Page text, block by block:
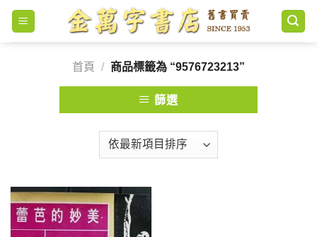
Skip
content
首頁
/ 商品標籤為 “9576723213”
篩選